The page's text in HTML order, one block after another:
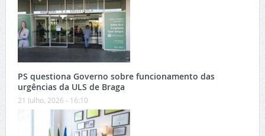
PS questiona Governo sobre funcionamento das
urgências da ULS de Braga
21 Julho, 2026 - 16:10